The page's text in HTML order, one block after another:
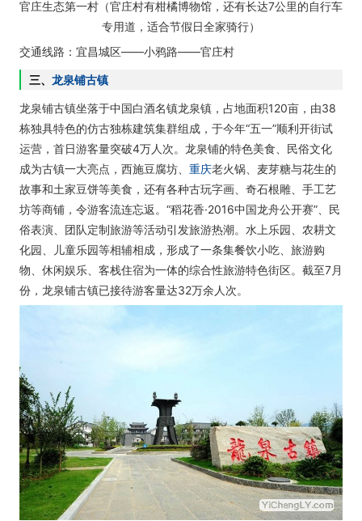
官庄生态第一村（官庄村有柑橘博物馆，还有长达7公里的自行车
专用道，适合节假日全家骑行）
交通线路：宜昌城区——小鸦路——官庄村
三、 龙泉铺古镇
龙泉铺古镇坐落于中国白酒名镇龙泉镇，占地面积120亩，由38
栋独具特色的仿古独栋建筑集群组成，于今年“五一”顺利开街试
运营，首日游客量突破4万人次。龙泉铺的特色美食、民俗文化
成为古镇一大亮点，西施豆腐坊、 重庆老火锅、麦芽糖与花生的
故事和土家豆饼等美食，还有各种古玩字画、奇石根雕、手工艺
坊等商铺，令游客流连忘返。“稻花香·2016中国龙舟公开赛”、民
俗表演、团队定制旅游等活动引发旅游热潮。水上乐园、农耕文
化园、儿童乐园等相辅相成，形成了一条集餐饮小吃、旅游购
物、休闲娱乐、客栈住宿为一体的综合性旅游特色街区。截至7月
份，龙泉铺古镇已接待游客量达32万余人次。